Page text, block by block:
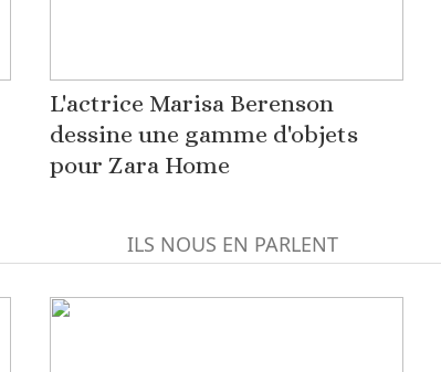
L'actrice Marisa Berenson
dessine une gamme d'objets
pour Zara Home
ILS NOUS EN PARLENT